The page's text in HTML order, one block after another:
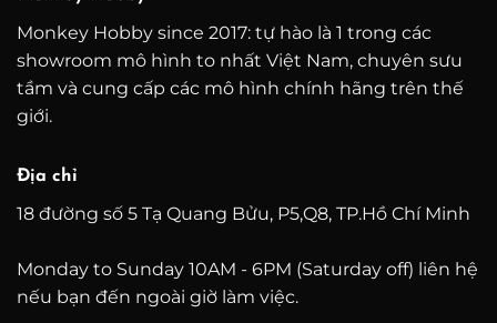
Monkey Hobby since 2017: tự hào là 1 trong các
showroom mô hình to nhất Việt Nam, chuyên sưu
tầm và cung cấp các mô hình chính hãng trên thế
giới.
Địa chỉ
18 đường số 5 Tạ Quang Bửu, P5,Q8, TP.Hồ Chí Minh
Monday to Sunday 10AM - 6PM (Saturday off) liên hệ
nếu bạn đến ngoài giờ làm việc.